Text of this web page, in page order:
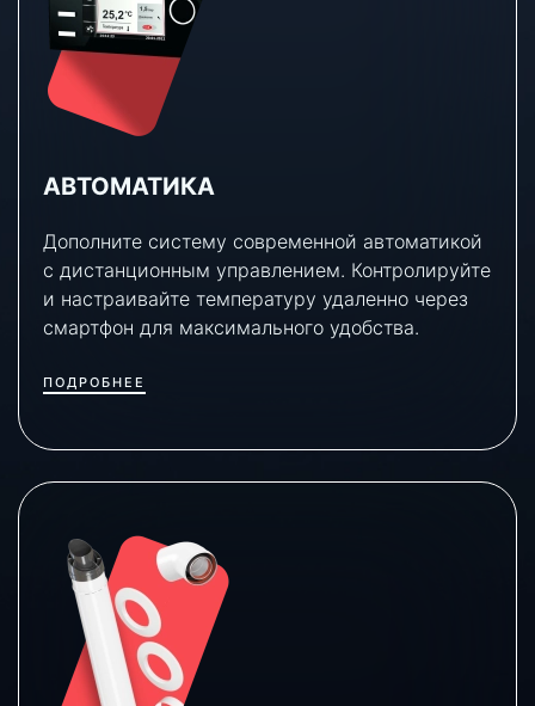
АВТОМАТИКА
Дополните систему современной автоматикой
с дистанционным управлением. Контролируйте
и настраивайте температуру удаленно через
смартфон для максимального удобства.
ПОДРОБНЕЕ